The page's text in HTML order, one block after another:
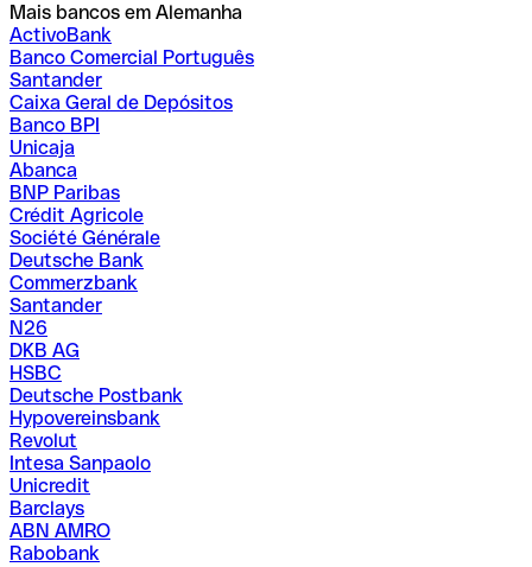
Mais bancos em Alemanha
ActivoBank
Banco Comercial Português
Santander
Caixa Geral de Depósitos
Banco BPI
Unicaja
Abanca
BNP Paribas
Crédit Agricole
Société Générale
Deutsche Bank
Commerzbank
Santander
N26
DKB AG
HSBC
Deutsche Postbank
Hypovereinsbank
Revolut
Intesa Sanpaolo
Unicredit
Barclays
ABN AMRO
Rabobank